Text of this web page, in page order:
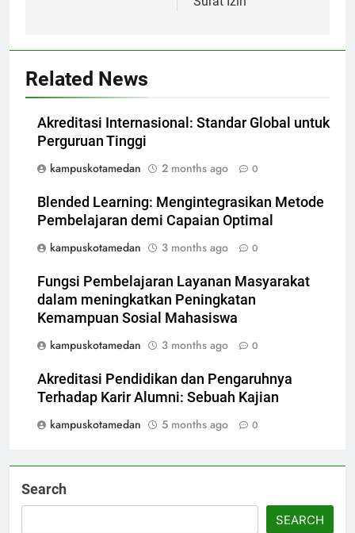
Related News
Akreditasi Internasional: Standar Global untuk
Perguruan Tinggi
kampuskotamedan
2 months ago 0
Blended Learning: Mengintegrasikan Metode
Pembelajaran demi Capaian Optimal
kampuskotamedan
3 months ago 0
Fungsi Pembelajaran Layanan Masyarakat
dalam meningkatkan Peningkatan
Kemampuan Sosial Mahasiswa
kampuskotamedan
3 months ago 0
Akreditasi Pendidikan dan Pengaruhnya
Terhadap Karir Alumni: Sebuah Kajian
kampuskotamedan
5 months ago 0
Search
SEARCH